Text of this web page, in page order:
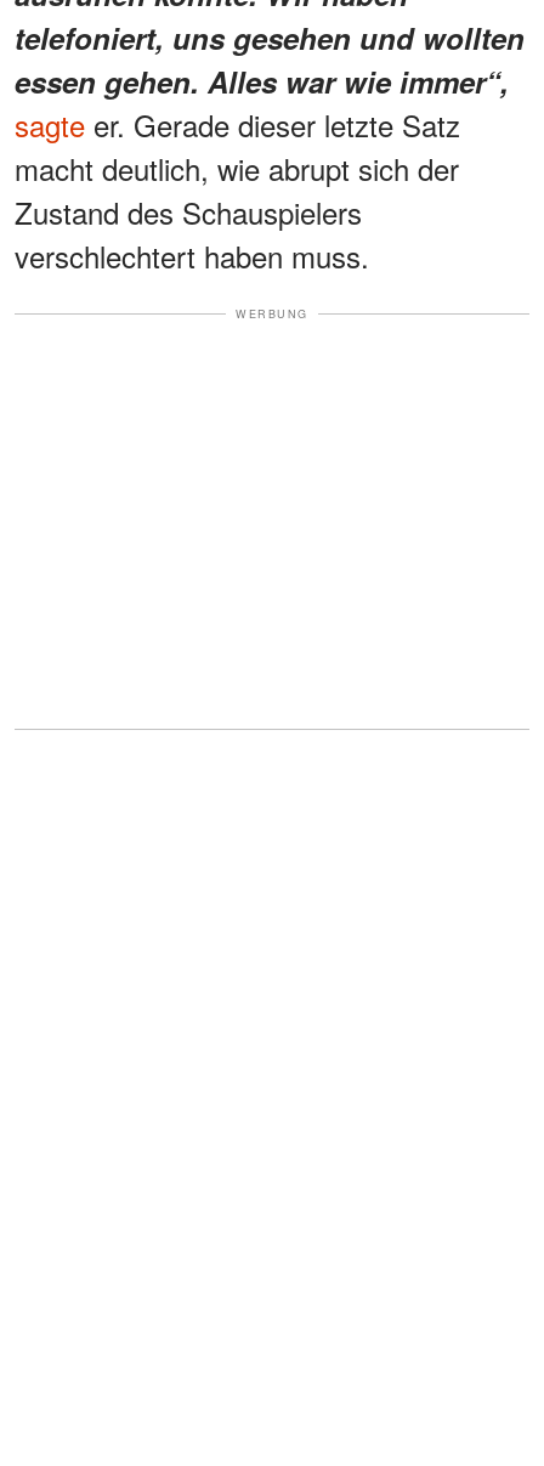
telefoniert, uns gesehen und wollten
essen gehen. Alles war wie immer“,
sagte er. Gerade dieser letzte Satz
macht deutlich, wie abrupt sich der
Zustand des Schauspielers
verschlechtert haben muss.
WERBUNG